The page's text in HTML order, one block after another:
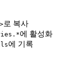
로 복사
에 활성화
에 기록